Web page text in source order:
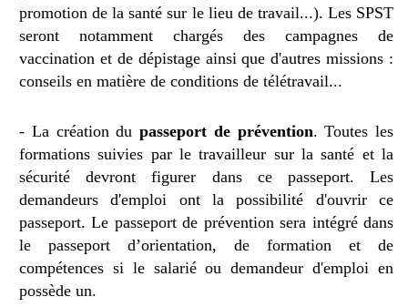
promotion de la santé sur le lieu de travail...). Les SPST
seront notamment chargés des campagnes de
vaccination et de dépistage ainsi que d'autres missions :
conseils en matière de conditions de télétravail...
- La création du passeport de prévention. Toutes les
formations suivies par le travailleur sur la santé et la
sécurité devront figurer dans ce passeport. Les
demandeurs d'emploi ont la possibilité d'ouvrir ce
passeport. Le passeport de prévention sera intégré dans
le passeport d’orientation, de formation et de
compétences si le salarié ou demandeur d'emploi en
possède un.